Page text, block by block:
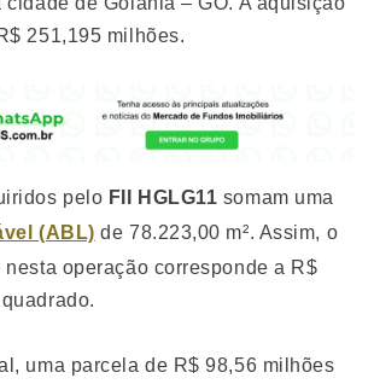
251,195 milhões.
pelo FII HGLG11 somam uma
(ABL) de 78.223,00 m². Assim, o
operação corresponde a R$
uma parcela de R$ 98,56 milhões